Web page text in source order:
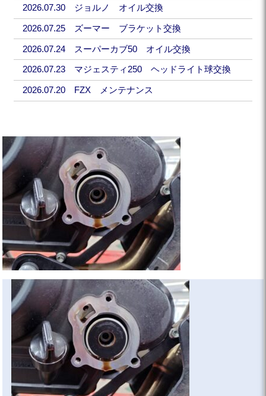
2026.07.30 ジョルノ オイル交換
2026.07.25 ズーマー ブラケット交換
2026.07.24 スーパーカブ50 オイル交換
2026.07.23 マジェスティ250 ヘッドライト球交換
2026.07.20 FZX メンテナンス